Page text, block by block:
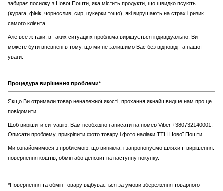
забирає посилку з Нової Пошти, яка містить продукти, що швидко псують
(курага, фінік, чорнослив, сир, цукерки тощо), які вирушають на страх і ризик
самого клієнта.
Але все ж таки, в таких ситуаціях проблема вирішується індивідуально. Ви
можете бути впевнені в тому, що ми не залишимо Вас без відповіді та нашої
уваги.
Процедура вирішення проблеми*
Якщо Ви отримали товар неналежної якості, прохання якнайшвидше нам про це
повідомити.
Щоб вирішити ситуацію, Вам необхідно написати на номер Viber +380732140001.
Описати проблему, прикріпити фото товару і фото наліаки ТТН Нової Пошти.
Ми ознайомимося з проблемою, що виникла, і запропонуємо шляхи її вирішення:
повернення коштів, обмін або депозит на наступну покупку.
*Повернення та обмін товару відбувається за умови збереження товарного